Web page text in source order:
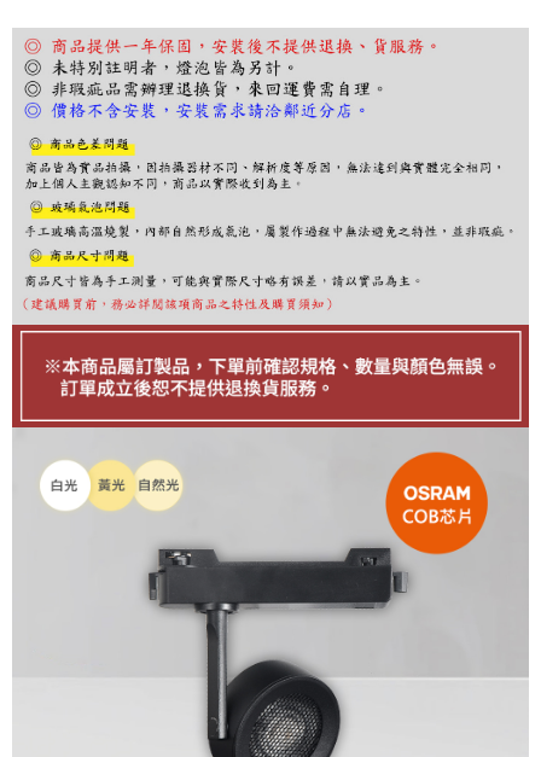
２．訂單成立數日內，您將收到繳費通知簡訊。
３．收到繳費通知簡訊後14天內，點擊此簡訊中的連結，可透過四大超商／
ATM／網路銀行／等多元方式進行付款，方視為交易完成。
※ 請注意：結帳手續完成當下不需立刻繳費，但若您需要取消訂單，請聯絡
購買商品的店家。未經商家同意取消之訂單仍視為有效，需透過AFTEE先享
後付繳納相關費用。
※ 交易是否成功請以「AFTEE先享後付 」之結帳頁面顯示為準，若有關於
是否繳費成功／繳費後需取消欲退款等相關疑問，請聯繫「AFTEE先享後付
客戶支援中心」https://netprotections.freshdesk.com/support/home
【注意事項】
１．透過由恩沛科技股份有限公司提供之「AFTEE先享後付」服務完成之交
易，需依本服務之必要範圍內提供個人資料，並將交易相關給付款項請求債
權轉讓予恩沛科技股份有限公司。
２．關於個人資料處理事宜，請瀏覽以下網址：
https://aftee.tw/terms/#terms3
３．未成年的使用者請事先徵得法定代理人或監護人之同意方可使用
「AFTEE先享後付」，若未經同意申辦者引起之損失，本公司不負相關責
任。
時審查核予不同之上限額度；若仍有額度不足之情形，本公司將視審查結果
請求用戶進行身份認證。
５．嚴禁一人註冊多個帳號或使用他人資訊註冊。若發現惡意使用之情形，
恩沛科技股份有限公司將有權停止該用戶之使用額度並採取法律行動。